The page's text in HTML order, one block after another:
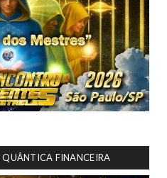
FINANCEIRA